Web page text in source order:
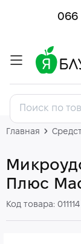
066
Главная
Плюс
Код товара: 011114